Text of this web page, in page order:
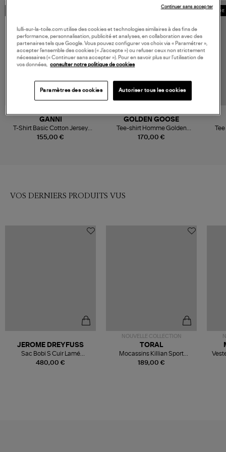
155,00 €
GANNI
T-Shirt Basic Cotton Jersey
Cute Animals Bright White
170,00 €
GOLDEN GOOSE
Tee-shirt Homme Golden
Coton Blanc Vintage
MADE
VOS DERNIERS PRODUITS VUS
480,00 €
JEROME DREYFUSS
Sac Bobi S Cuir Lamé
Champagne
NOUVELLE COLLECTION
189,00 €
TORAL
Mocassins Killian Sport
Mousse
lulli-sur-la-toile.com utilise des cookies et technologies similaires à des fins de
performance, personnalisation, publicité et analyses, en collaboration avec des
partenaires tels que Google. Vous pouvez configurer vos choix via « Paramétrer »,
accepter l’ensemble des cookies (« J’accepte ») ou refuser ceux non strictement
nécessaires (« Continuer sans accepter »). Pour en savoir plus sur l’utilisation de
vos données, consulter notre politique de cookies
Paramètres des cookies Autoriser tous les cookies
Continuer sans accepter